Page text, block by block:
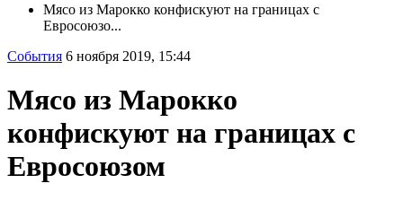
Мясо из Марокко конфискуют на границах с
Евросоюзо...
События 6 ноября 2019, 15:44
Мясо из Марокко
конфискуют на границах с
Евросоюзом